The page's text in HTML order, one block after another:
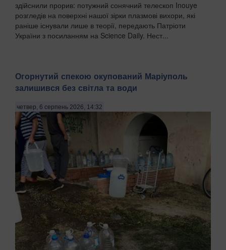
здійснили прорив: потужний сонячний телескоп Inouye
розгледів на поверхні нашої зірки плазмові вихори, які
раніше існували лише в теорії, передають Патріоти
України з посиланням на Science Daily. Нест...
Огорнутий спекою окупований Маріуполь
залишився без світла та води
четвер, 6 серпень 2026, 14:32